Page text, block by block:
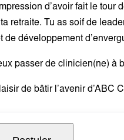
d’avoir fait le
retraite. Tu as soif de
de développement
passer de clinicien(ne) à
de bâtir l’avenir d’ABC